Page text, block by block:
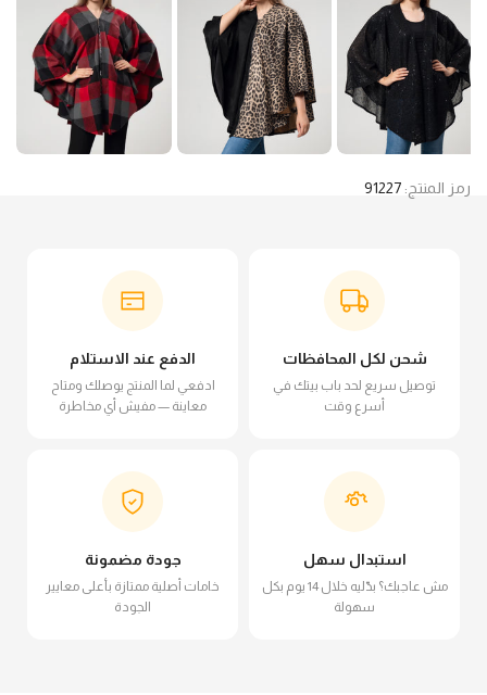
رمز المنتج: 91227
شحن لكل المحافظات
توصيل سريع لحد باب بيتك في
أسرع وقت
الدفع عند الاستلام
ادفعي لما المنتج يوصلك ومتاح
معاينة — مفيش أي مخاطرة
استبدال سهل
مش عاجبك؟ بدّليه خلال 14 يوم بكل
سهولة
جودة مضمونة
خامات أصلية ممتازة بأعلى معايير
الجودة